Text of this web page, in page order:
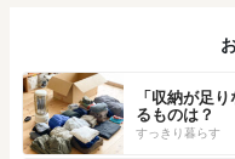
「収納が足
るものは？
すっきり暮らす